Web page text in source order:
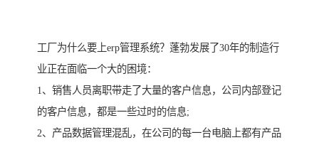
工厂为什么要上erp管理系统？蓬勃发展了30年的制造行
业正在面临一个大的困境：
1、销售人员离职带走了大量的客户信息，公司内部登记
的客户信息，都是一些过时的信息;
2、产品数据管理混乱，在公司的每一台电脑上都有产品